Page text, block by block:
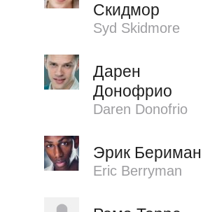
Скидмор
Syd Skidmore
Дарен
Донофрио
Daren Donofrio
Эрик Бериман
Eric Berryman